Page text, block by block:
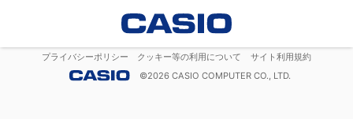
プライバシーポリシー クッキー等の利用について
サイト利用規約
©2026 CASIO COMPUTER CO., LTD.